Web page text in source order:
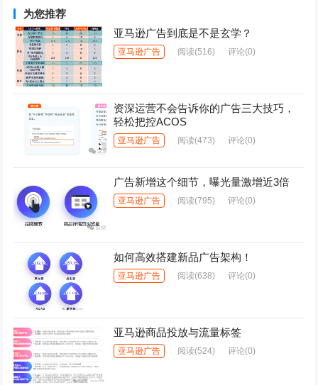
为您推荐
亚马逊广告到底是不是玄学？
亚马逊广告 阅读(516) 评论(0)
资深运营不会告诉你的广告三大技巧，
轻松把控ACOS
亚马逊广告 阅读(473) 评论(0)
广告新增这个细节，曝光量激增近3倍
亚马逊广告 阅读(795) 评论(0)
如何高效搭建新品广告架构！
亚马逊广告 阅读(638) 评论(0)
亚马逊商品投放与流量标签
亚马逊广告 阅读(524) 评论(0)